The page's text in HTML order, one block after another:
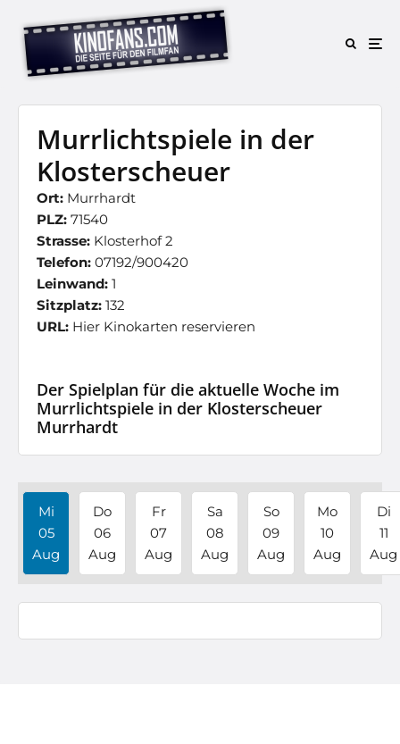
Murrlichtspiele in der
Klosterscheuer
Ort: Murrhardt
PLZ: 71540
Strasse: Klosterhof 2
Telefon: 07192/900420
Leinwand: 1
Sitzplatz: 132
URL: Hier Kinokarten reservieren
Der Spielplan für die aktuelle Woche im
Murrlichtspiele in der Klosterscheuer
Murrhardt
Mi
05
Aug
Do
06
Aug
Fr
07
Aug
Sa
08
Aug
So
09
Aug
Mo
10
Aug
Di
11
Aug